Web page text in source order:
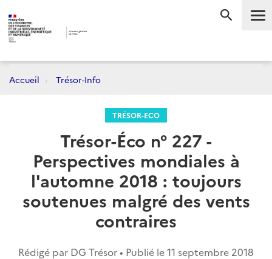
Accueil Trésor-Info
TRÉSOR-ECO
Trésor-Éco n° 227 -
Perspectives mondiales à
l'automne 2018 : toujours
soutenues malgré des vents
contraires
Rédigé par DG Trésor • Publié le11 septembre 2018